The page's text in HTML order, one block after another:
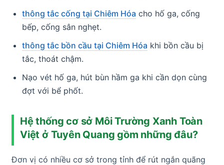
thông tắc cống tại Chiêm Hóa cho hố ga, cống
bếp, cống sân nghẹt.
thông tắc bồn cầu tại Chiêm Hóa khi bồn cầu bị
tắc, thoát chậm.
Nạo vét hố ga, hút bùn hầm ga khi cần dọn cùng
đợt với bể phốt.
Hệ thống cơ sở Môi Trường Xanh Toàn
Việt ở Tuyên Quang gồm những đâu?
Đơn vị có nhiều cơ sở trong tỉnh để rút ngắn quãng